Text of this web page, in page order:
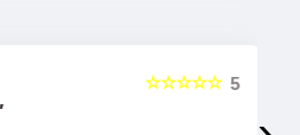
5
☆☆☆☆☆